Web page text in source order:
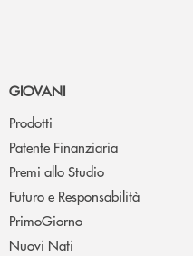
GIOVANI
Prodotti
Patente Finanziaria
Premi allo Studio
Futuro e Responsabilità
PrimoGiorno
Nuovi Nati